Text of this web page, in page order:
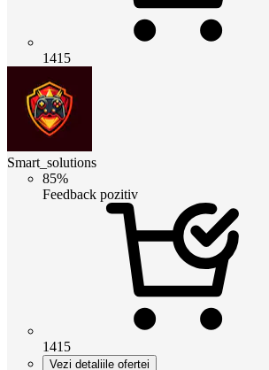
1415
Smart_solutions
85%
Feedback pozitiv
1415
Vezi detaliile ofertei